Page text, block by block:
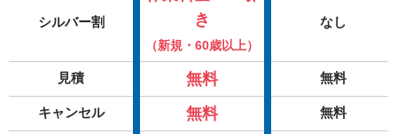
シルバー割
き
（新規・60歳以上）
なし
見積 無料 無料
キャンセル 無料 無料